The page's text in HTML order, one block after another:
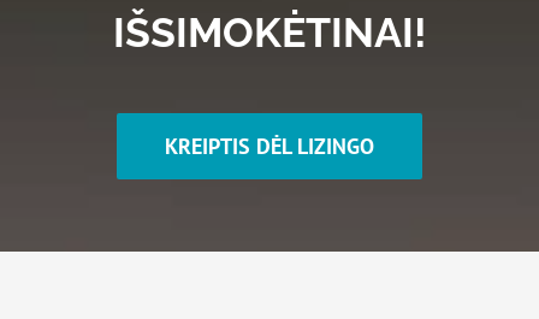
IŠSIMOKĖTINAI!
KREIPTIS DĖL LIZINGO